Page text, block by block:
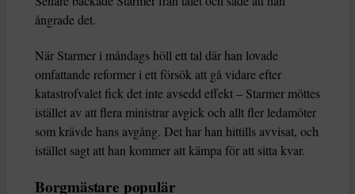
ångrade det.
När Starmer i måndags höll ett tal där han lovade
omfattande reformer i ett försök att gå vidare efter
katastrofvalet fick det inte avsedd effekt – Starmer möttes
istället av att flera ministrar avgick och allt fler ledamöter
som krävde hans avgång. Det har han hittills avvisat, och
istället sagt att han kommer att kämpa för att sitta kvar.
Borgmästare populär